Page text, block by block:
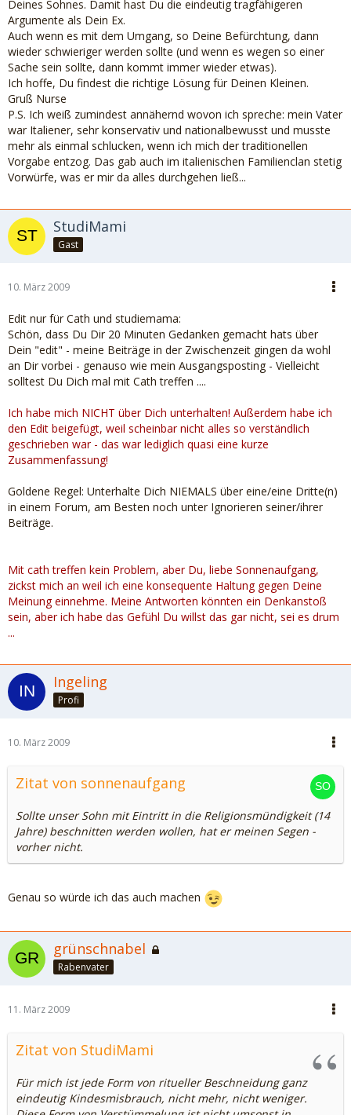
Deines Sohnes. Damit hast Du die eindeutig tragfähigeren
Argumente als Dein Ex.
Auch wenn es mit dem Umgang, so Deine Befürchtung, dann
wieder schwieriger werden sollte (und wenn es wegen so einer
Sache sein sollte, dann kommt immer wieder etwas).
Ich hoffe, Du findest die richtige Lösung für Deinen Kleinen.
Gruß Nurse
P.S. Ich weiß zumindest annähernd wovon ich spreche: mein Vater
war Italiener, sehr konservativ und nationalbewusst und musste
mehr als einmal schlucken, wenn ich mich der traditionellen
Vorgabe entzog. Das gab auch im italienischen Familienclan stetig
Vorwürfe, was er mir da alles durchgehen ließ...
StudiMami
Gast
10. März 2009
Edit nur für Cath und studiemama:
Schön, dass Du Dir 20 Minuten Gedanken gemacht hats über
Dein "edit" - meine Beiträge in der Zwischenzeit gingen da wohl
an Dir vorbei - genauso wie mein Ausgangsposting - Vielleicht
solltest Du Dich mal mit Cath treffen ....
Ich habe mich NICHT über Dich unterhalten! Außerdem habe ich
den Edit beigefügt, weil scheinbar nicht alles so verständlich
geschrieben war - das war lediglich quasi eine kurze
Zusammenfassung!
Goldene Regel: Unterhalte Dich NIEMALS über eine/eine Dritte(n)
in einem Forum, am Besten noch unter Ignorieren seiner/ihrer
Beiträge.
Mit cath treffen kein Problem, aber Du, liebe Sonnenaufgang,
zickst mich an weil ich eine konsequente Haltung gegen Deine
Meinung einnehme. Meine Antworten könnten ein Denkanstoß
sein, aber ich habe das Gefühl Du willst das gar nicht, sei es drum
...
Ingeling
Profi
10. März 2009
Zitat von sonnenaufgang
Sollte unser Sohn mit Eintritt in die Religionsmündigkeit (14
Jahre) beschnitten werden wollen, hat er meinen Segen -
vorher nicht.
Genau so würde ich das auch machen
grünschnabel
Rabenvater
11. März 2009
Zitat von StudiMami
Für mich ist jede Form von ritueller Beschneidung ganz
eindeutig Kindesmisbrauch, nicht mehr, nicht weniger.